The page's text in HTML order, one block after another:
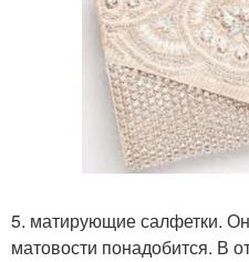
5. матирующие салфетки.
матовости понадобится. В